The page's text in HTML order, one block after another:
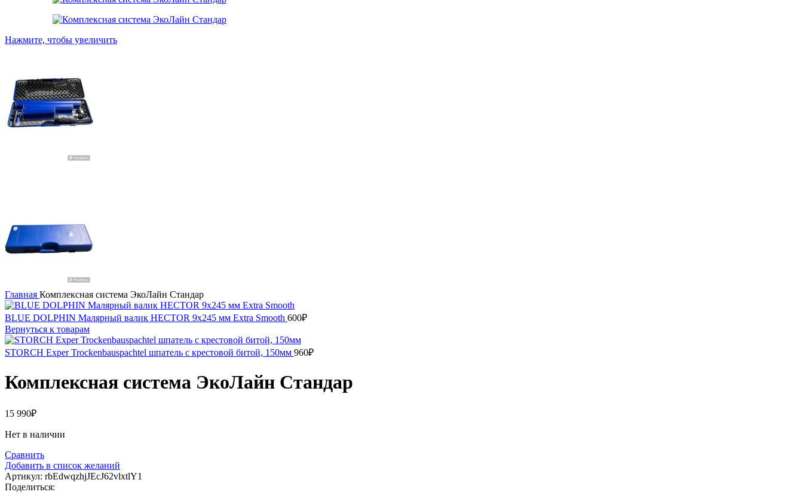
Нажмите, чтобы увеличить
Главная Комплексная система ЭкоЛайн Стандар
BLUE DOLPHIN Малярный валик HECTOR 9x245 мм Extra Smooth 600₽
Вернуться к товарам
STORCH Exper Trockenbauspachtel шпатель с крестовой битой, 150мм 960₽
Комплексная система ЭкоЛайн Стандар
15 990₽
Нет в наличии
Сравнить
Добавить в список желаний
Артикул: rbEdwqzhjJEcJ62vlxtlY1
Поделиться: